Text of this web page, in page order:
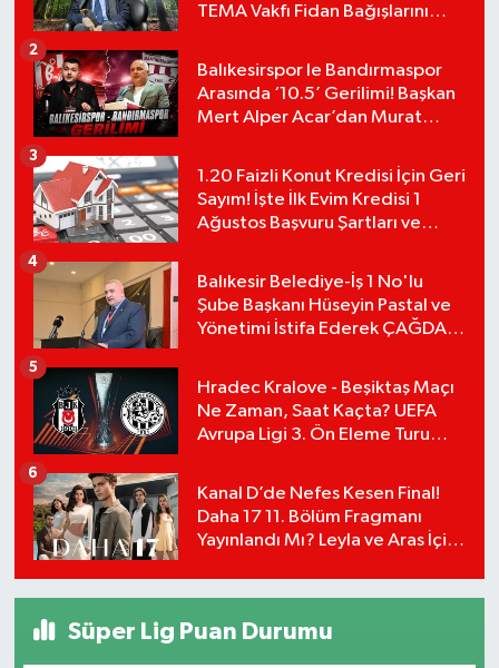
TEMA Vakfı Fidan Bağışlarını
Balıkesirspor le Bandırmaspor
Arasında ‘10.5’ Gerilimi! Başkan
Mert Alper Acar’dan Murat
2
1.20 Faizli Konut Kredisi İçin Geri
Sayım! İşte İlk Evim Kredisi 1
Ağustos Başvuru Şartları ve
3
Balıkesir Belediye-İş 1 No'lu
Şube Başkanı Hüseyin Pastal ve
Yönetimi İstifa Ederek ÇAĞDAŞ-
4
Hradec Kralove - Beşiktaş Maçı
Ne Zaman, Saat Kaçta? UEFA
Avrupa Ligi 3. Ön Eleme Turu
5
Kanal D’de Nefes Kesen Final!
Daha 17 11. Bölüm Fragmanı
Yayınlandı Mı? Leyla ve Aras İçin
6
Süper Lig Puan Durumu